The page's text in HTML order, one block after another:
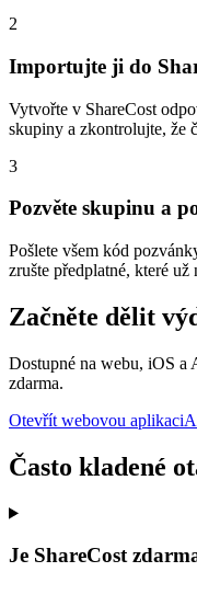
2
Importujte ji do
Vytvořte v ShareCost
skupiny a zkontrolujte, že
3
Pozvěte skupinu a
Pošlete všem kód
zrušte předplatné, které už
Začněte dělit
Dostupné na webu, iOS a
zdarma.
Otevřít webovou aplikaci
Často kladené
Je ShareCost